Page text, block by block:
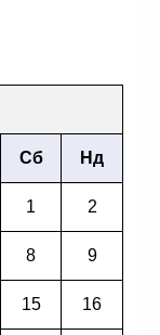
Сб Нд
1 2
8 9
15 16